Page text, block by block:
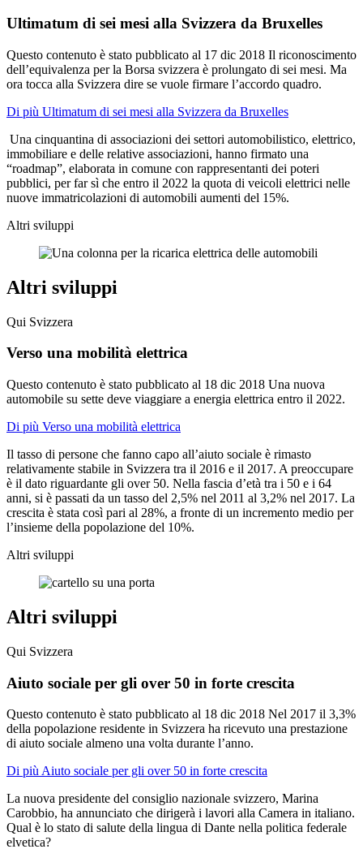
Ultimatum di sei mesi alla Svizzera da Bruxelles
Questo contenuto è stato pubblicato al 17 dic 2018 Il riconoscimento
dell’equivalenza per la Borsa svizzera è prolungato di sei mesi. Ma
ora tocca alla Svizzera dire se vuole firmare l’accordo quadro.
Di più Ultimatum di sei mesi alla Svizzera da Bruxelles
Una cinquantina di associazioni dei settori automobilistico, elettrico,
immobiliare e delle relative associazioni, hanno firmato una
“roadmap”, elaborata in comune con rappresentanti dei poteri
pubblici, per far sì che entro il 2022 la quota di veicoli elettrici nelle
nuove immatricolazioni di automobili aumenti del 15%.
Altri sviluppi
Altri sviluppi
Qui Svizzera
Verso una mobilità elettrica
Questo contenuto è stato pubblicato al 18 dic 2018 Una nuova
automobile su sette deve viaggiare a energia elettrica entro il 2022.
Di più Verso una mobilità elettrica
Il tasso di persone che fanno capo all’aiuto sociale è rimasto
relativamente stabile in Svizzera tra il 2016 e il 2017. A preoccupare
è il dato riguardante gli over 50. Nella fascia d’età tra i 50 e i 64
anni, si è passati da un tasso del 2,5% nel 2011 al 3,2% nel 2017. La
crescita è stata così pari al 28%, a fronte di un incremento medio per
l’insieme della popolazione del 10%.
Altri sviluppi
Altri sviluppi
Qui Svizzera
Aiuto sociale per gli over 50 in forte crescita
Questo contenuto è stato pubblicato al 18 dic 2018 Nel 2017 il 3,3%
della popolazione residente in Svizzera ha ricevuto una prestazione
di aiuto sociale almeno una volta durante l’anno.
Di più Aiuto sociale per gli over 50 in forte crescita
La nuova presidente del consiglio nazionale svizzero, Marina
Carobbio, ha annunciato che dirigerà i lavori alla Camera in italiano.
Qual è lo stato di salute della lingua di Dante nella politica federale
elvetica?